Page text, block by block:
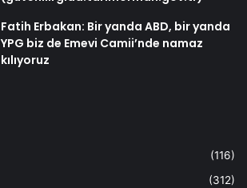
Fatih Erbakan: Bir yanda ABD, bir yanda
YPG biz de Emevi Camii’nde namaz
kılıyoruz
(116)
(312)